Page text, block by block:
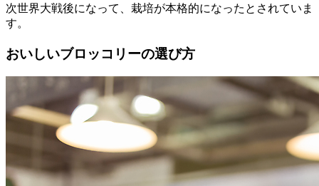
次世界大戦後になって、栽培が本格的になったとされていま
す。
おいしいブロッコリーの選び方